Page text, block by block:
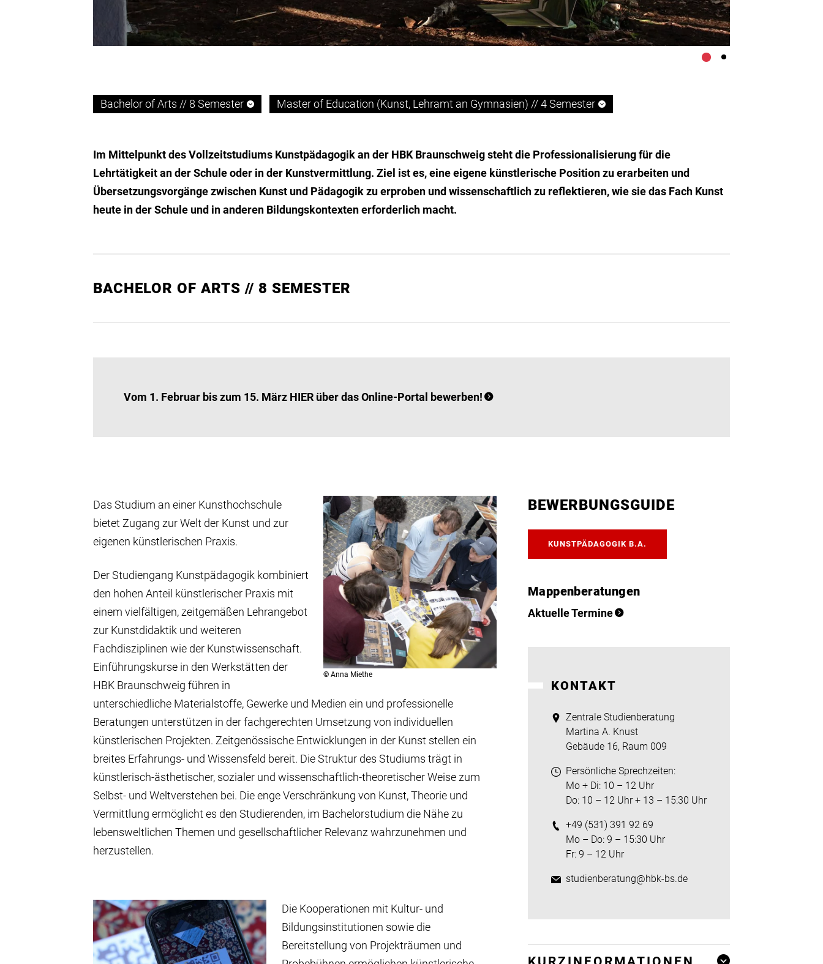
Bachelor of Arts // 8 Semester Master of Education (Kunst, Lehramt an Gymnasien) // 4 Semester
Im Mittelpunkt des Vollzeitstudiums Kunstpädagogik an der HBK Braunschweig steht die Professionalisierung für die
Lehrtätigkeit an der Schule oder in der Kunstvermittlung. Ziel ist es, eine eigene künstlerische Position zu erarbeiten und
Übersetzungsvorgänge zwischen Kunst und Pädagogik zu erproben und wissenschaftlich zu reflektieren, wie sie das Fach Kunst
heute in der Schule und in anderen Bildungskontexten erforderlich macht.
BACHELOR OF ARTS // 8 SEMESTER
Vom 1. Februar bis zum 15. März HIER über das Online-Portal bewerben!
©Anna Miethe
Das Studium an einer Kunsthochschule
bietet Zugang zur Welt der Kunst und zur
eigenen künstlerischen Praxis.
Der Studiengang Kunstpädagogik kombiniert
den hohen Anteil künstlerischer Praxis mit
einem vielfältigen, zeitgemäßen Lehrangebot
zur Kunstdidaktik und weiteren
Fachdisziplinen wie der Kunstwissenschaft.
Einführungskurse in den Werkstätten der
HBK Braunschweig führen in
unterschiedliche Materialstoffe, Gewerke und Medien ein und professionelle
Beratungen unterstützen in der fachgerechten Umsetzung von individuellen
künstlerischen Projekten. Zeitgenössische Entwicklungen in der Kunst stellen ein
breites Erfahrungs- und Wissensfeld bereit. Die Struktur des Studiums trägt in
künstlerisch-ästhetischer, sozialer und wissenschaftlich-theoretischer Weise zum
Selbst- und Weltverstehen bei. Die enge Verschränkung von Kunst, Theorie und
Vermittlung ermöglicht es den Studierenden, im Bachelorstudium die Nähe zu
lebensweltlichen Themen und gesellschaftlicher Relevanz wahrzunehmen und
herzustellen.
Die Kooperationen mit Kultur- und
Bildungsinstitutionen sowie die
Bereitstellung von Projekträumen und
BEWERBUNGSGUIDE
KUNSTPÄDAGOGIK B.A.
Mappenberatungen
Aktuelle Termine
KONTAKT
Zentrale Studienberatung
Martina A. Knust
Gebäude 16, Raum 009
Persönliche Sprechzeiten:
Mo + Di: 10 – 12 Uhr
Do: 10 – 12 Uhr + 13 – 15:30 Uhr
+49 (531) 391 92 69
Mo – Do: 9 – 15:30 Uhr
Fr: 9 – 12 Uhr
studienberatung@hbk-bs.de